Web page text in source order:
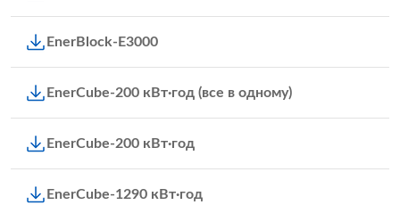
EnerBlock-E3000
EnerCube-200 кВт·год (все в одному)
EnerCube-200 кВт·год
EnerCube-1290 кВт·год